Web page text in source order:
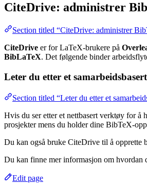
CiteDrive: administrer
Section titled “CiteDrive: administrer
CiteDrive er for LaTeX-brukere på
BibLaTeX. Det følgende binder
Leter du etter et
Section titled “Leter du etter et
Hvis du ser etter et nettbasert verktøy for å
prosjekter mens du holder dine BibTeX-
Du kan også bruke CiteDrive til å opprette
Du kan finne mer informasjon om hvordan
Edit page